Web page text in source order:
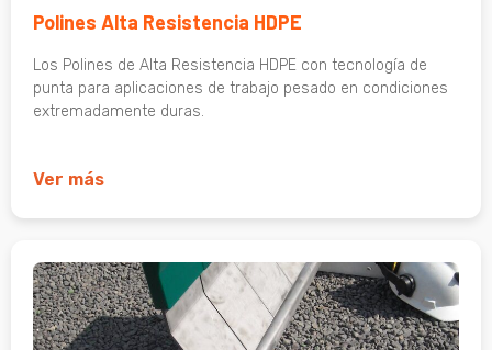
Polines Alta Resistencia HDPE
Los Polines de Alta Resistencia HDPE con tecnología de
punta para aplicaciones de trabajo pesado en condiciones
extremadamente duras.
Ver más